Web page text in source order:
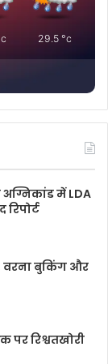
29.5 °c
में LDA
वरना बुकिंग और
पर रिश्वतखोरी